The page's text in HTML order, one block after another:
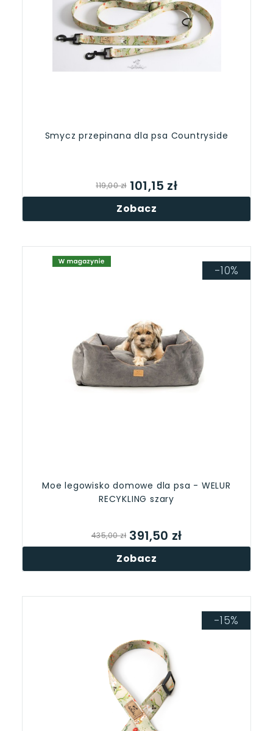
Smycz przepinana dla psa Countryside
119,00 zł 101,15 zł
Zobacz
Moe legowisko domowe dla psa - WELUR
RECYKLING szary
435,00 zł
-10%
391,50 zł
Zobacz
-15%